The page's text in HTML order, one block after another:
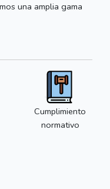
una amplia gama
Cumplimiento
normativo